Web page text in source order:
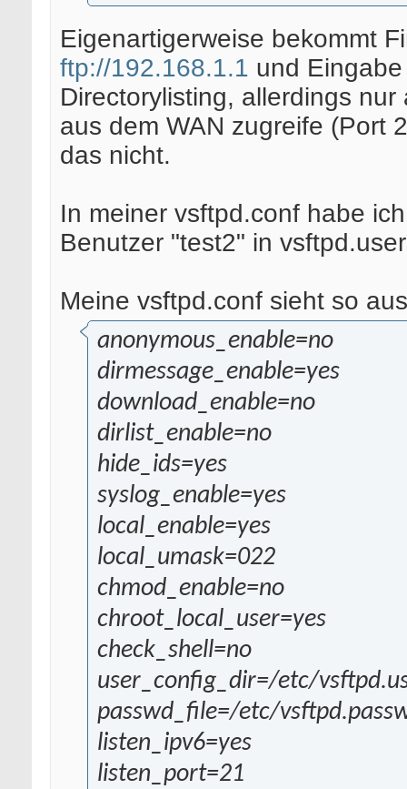
Eigenartigerweise bekommt
ftp://192.168.1.1 und
Directorylisting, allerdings
aus dem WAN zugreife (Port
das nicht.
In meiner vsftpd.conf habe
Benutzer "test2" in
Meine vsftpd.conf sieht so
anonymous_enable=no
dirmessage_enable=yes
download_enable=no
dirlist_enable=no
hide_ids=yes
syslog_enable=yes
local_enable=yes
local_umask=022
chmod_enable=no
chroot_local_user=yes
check_shell=no
user_config_dir=/etc/
passwd_file=/etc/
listen_ipv6=yes
listen_port=21